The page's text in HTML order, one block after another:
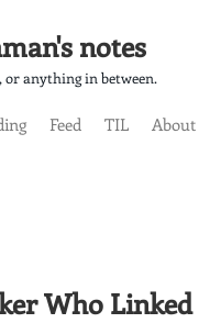
notes
or anything in between.
Feed TIL
About
Who Linked